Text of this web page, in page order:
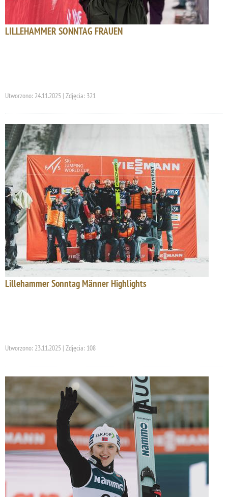
LILLEHAMMER SONNTAG FRAUEN
Utworzono: 24.11.2025 | Zdjęcia: 321
Lillehammer Sonntag Männer Highlights
Utworzono: 23.11.2025 | Zdjęcia: 108